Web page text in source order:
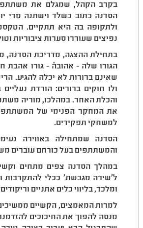
בקרב הקהל, שמגלם את משתתפי
הסדנה כתוב כשלד וישתנה מדי
ולתקופה בה היא תתקיים.
נפיצים שעוררו סערות ציבוריות
בתחילת ההצגה, מדריכת הסדנה,
הגורו שלה - אהובהֿ - גורו אהבת
שאינם ברורות לא יכלה להגיע.
ולו חוקים ברורים: הורדת
והכלת האחר. במהלכו, מוריה
את המחקר הפנימי של
למשחקי תפקידים.
הסדנה שמתחילה באווירה
והמשתתפים בעל כורחם עוברים
במהלך הסדנה צפים מתחים
ל'שירה מגבשת' ככלי להתקרבות
ומלכד, בליווי כלים אתניים
למרות המאמצים, הקשיים
מנסה להפוך את החיכוכים